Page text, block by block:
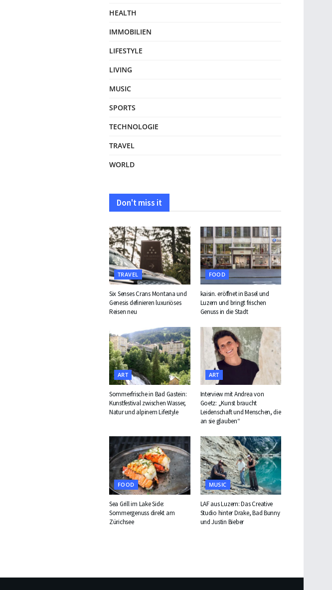
HEALTH
IMMOBILIEN
LIFESTYLE
LIVING
MUSIC
SPORTS
TECHNOLOGIE
TRAVEL
WORLD
Don't miss it
TRAVEL
Six Senses Crans Montana und
Genesis definieren luxuriöses
Reisen neu
FOOD
kaisin. eröffnet in Basel und
Luzern und bringt frischen
Genuss in die Stadt
ART
Sommerfrische in Bad Gastein:
Kunstfestival zwischen Wasser,
Natur und alpinem Lifestyle
ART
Interview mit Andrea von
Goetz: „Kunst braucht
Leidenschaft und Menschen, die
an sie glauben“
FOOD
Sea Grill im Lake Side:
Sommergenuss direkt am
Zürichsee
MUSIC
LAF aus Luzern: Das Creative
Studio hinter Drake, Bad Bunny
und Justin Bieber